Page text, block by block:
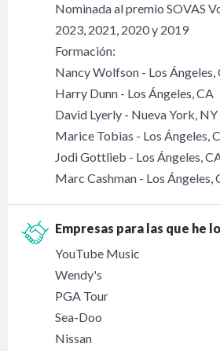
Nominada al premio SOVAS
2023, 2021, 2020 y 2019
Formación:
Nancy Wolfson - Los Ángeles,
Harry Dunn - Los Ángeles, CA
David Lyerly - Nueva York, NY
Marice Tobias - Los Ángeles,
Jodi Gottlieb - Los Ángeles,
Marc Cashman - Los Ángeles,
Empresas para las que he
YouTube Music
Wendy's
PGA Tour
Sea-Doo
Nissan